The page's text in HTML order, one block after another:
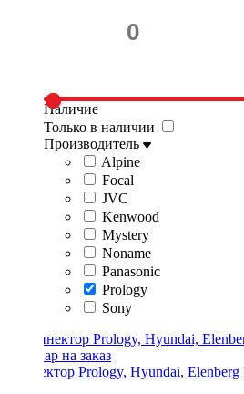
Наличие
Только в наличии
Производитель
Alpine
Focal
JVC
Kenwood
Mystery
Noname
Panasonic
Prology
Sony
Коннектор Prology, Hyundai,